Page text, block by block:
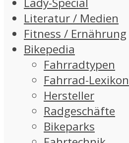
Literatur / Medien
Fitness / Ernährung
Bikepedia
Fahrradtypen
Fahrrad-Lexikon
Hersteller
Radgeschäfte
Bikeparks